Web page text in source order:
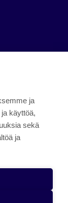
ja
käyttöä,
sekä
ja